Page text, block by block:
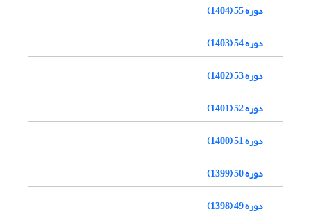
دوره 55 (1404)
دوره 54 (1403)
دوره 53 (1402)
دوره 52 (1401)
دوره 51 (1400)
دوره 50 (1399)
دوره 49 (1398)